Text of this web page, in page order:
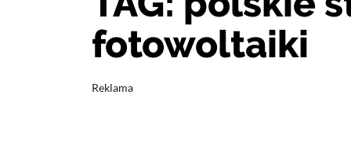
fotowoltaiki
Reklama